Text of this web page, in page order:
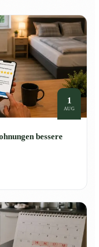
1
AUG
bessere